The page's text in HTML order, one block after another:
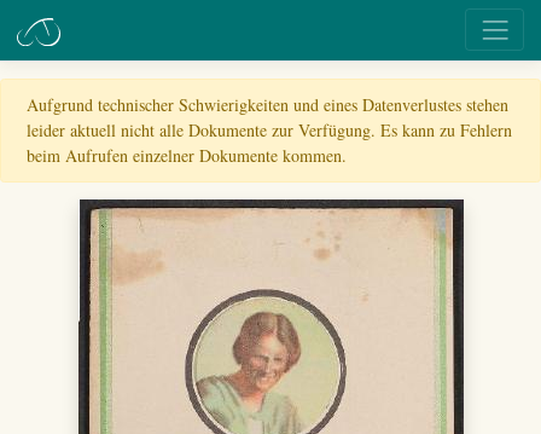
Aufgrund technischer Schwierigkeiten und eines Datenverlustes stehen
leider aktuell nicht alle Dokumente zur Verfügung. Es kann zu Fehlern
beim Aufrufen einzelner Dokumente kommen.